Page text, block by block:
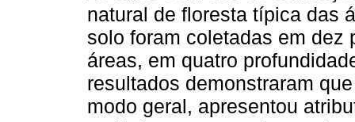
natural de floresta típica das
solo foram coletadas em dez
áreas, em quatro
resultados demonstraram
modo geral, apresentou